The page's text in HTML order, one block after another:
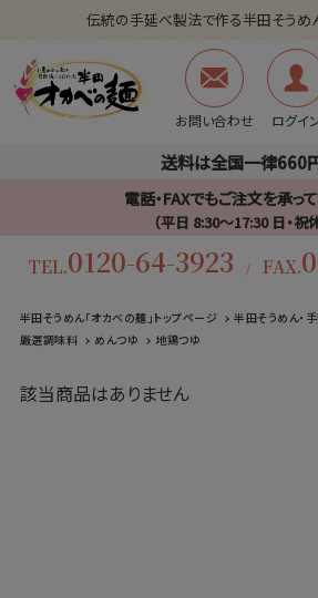
伝統の手延べ製法で作る半田そうめ
お問い合わせ ログイ
送料は全国一律660
電話・FAXでもご注文を承っ
（平日 8:30〜17:30 日・祝
TEL.0120-64-3923 / FAX.
半田そうめん「オカベの麺」トップページ
半田そうめん・
厳選調味料
めんつゆ 地鶏つゆ
該当商品はありません